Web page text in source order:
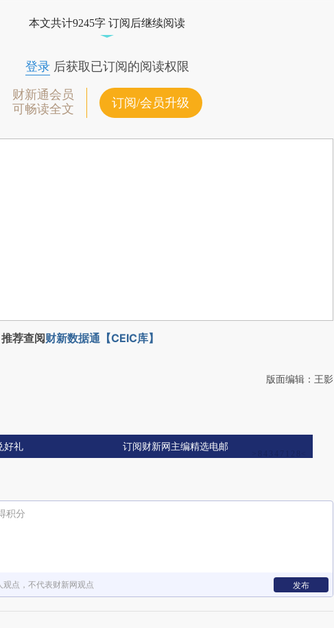
本文共计9245字 订阅后继续阅读
登录后获取已订阅的阅读权限
财新通会员
可畅读全文
订阅/会员升级
荐查阅财新数据通【CEIC库】
版面编辑：王影
好礼 订阅财新网主编精选电邮
积分
点，不代表财新网观点 发布